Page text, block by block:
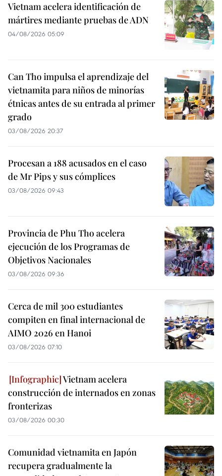
Vietnam acelera identificación de
mártires mediante pruebas de ADN
04/08/2026 05:09
Can Tho impulsa el aprendizaje del
vietnamita para niños de minorías
étnicas antes de su entrada al primer
grado
03/08/2026 20:37
Procesan a 188 acusados en el caso
de Mr Pips y sus cómplices
03/08/2026 09:43
Provincia de Phu Tho acelera
ejecución de los Programas de
Objetivos Nacionales
03/08/2026 09:36
Cerca de mil 300 estudiantes
compiten en final internacional de
AIMO 2026 en Hanoi
03/08/2026 07:10
Vietnam acelera
construcción de internados en zonas
fronterizas
03/08/2026 00:30
Comunidad vietnamita en Japón
recupera gradualmente la